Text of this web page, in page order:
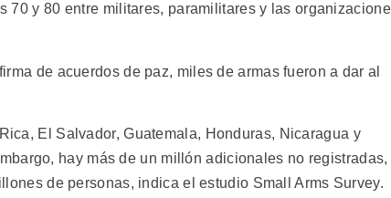
70 y 80 entre militares, paramilitares y las
de acuerdos de paz, miles de armas fueron a dar al
El Salvador, Guatemala, Honduras, Nicaragua y
hay más de un millón adicionales no registradas,
de personas, indica el estudio Small Arms Survey.